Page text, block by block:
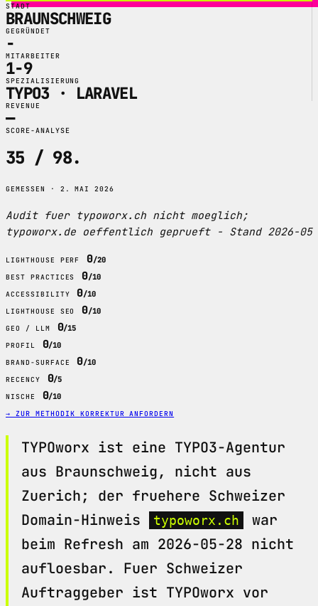
STADT
BRAUNSCHWEIG
GEGRÜNDET
-
MITARBEITER
1-9
SPEZIALISIERUNG
TYPO3 · LARAVEL
REVENUE
—
SCORE-ANALYSE
35 / 98.
GEMESSEN · 2. MAI 2026
Audit fuer typoworx.ch nicht moeglich;
typoworx.de oeffentlich geprueft - Stand 2026-05
LIGHTHOUSE PERF 0/20
BEST PRACTICES 0/10
ACCESSIBILITY 0/10
LIGHTHOUSE SEO 0/10
GEO / LLM 0/15
PROFIL 0/10
BRAND-SURFACE 0/10
RECENCY 0/5
NISCHE 0/10
→ ZUR METHODIK KORREKTUR ANFORDERN
TYPOworx ist eine TYPO3-Agentur
aus Braunschweig, nicht aus
Zuerich; der fruehere Schweizer
Domain-Hinweis
typoworx.ch
war
beim Refresh am 2026-05-28 nicht
aufloesbar. Fuer Schweizer
Auftraggeber ist TYPOworx vor